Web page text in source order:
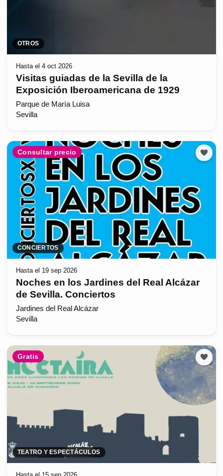
OTROS
Hasta el 4 oct 2026
Visitas guiadas de la Sevilla de la
Exposición Iberoamericana de 1929
Parque de María Luisa
Sevilla
Consultar precio
CONCIERTOS
Hasta el 19 sep 2026
Noches en los Jardines del Real Alcázar
de Sevilla. Conciertos
Jardines del Real Alcázar
Sevilla
Gratis
TEATRO Y ESPECTÁCULOS